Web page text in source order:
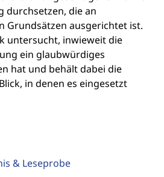
& Leseprobe
durchsetzen, die an
Grundsätzen ausgerichtet ist.
untersucht, inwieweit die
ein glaubwürdiges
hat und behält dabei die
in denen es eingesetzt